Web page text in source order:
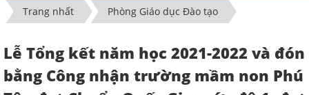
Trang nhất Phòng Giáo dục Đào tạo
Lễ Tổng kết năm học 2021-2022 và đón
bằng Công nhận trường mầm non Phú